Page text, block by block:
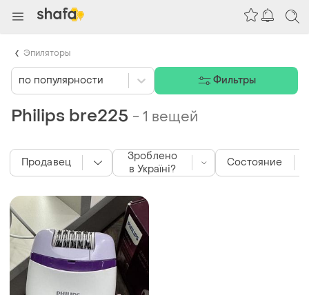
Philips bre225 -1 вещей
Продавец
Зроблено
в Україні?
Состояние
по популярности Фильтры
Эпиляторы